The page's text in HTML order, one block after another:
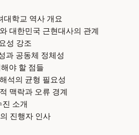
대학교 역사 개요
대한민국 근현대사의 관계
성 강조
과 공동체 정체성
야 할 점들
석의 균형 필요성
맥락과 오류 경계
소개
진행자 인사